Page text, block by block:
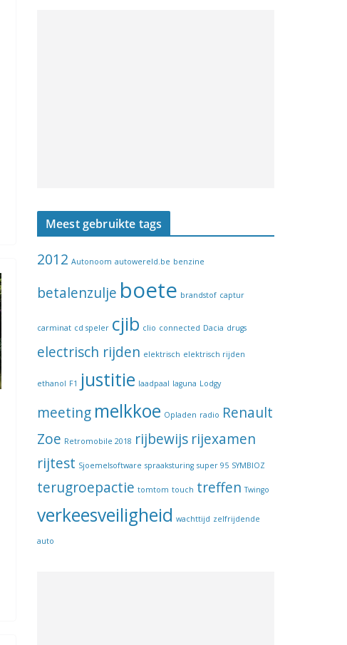
Meest gebruikte tags
2012 Autonoom autowereld.be benzine
betalenzulje boete brandstof captur
carminat cd speler cjib clio connected Dacia drugs
electrisch rijden elektrisch elektrisch rijden
ethanol F1 justitie laadpaal laguna Lodgy
meeting melkkoe Opladen radio Renault
Zoe Retromobile 2018 rijbewijs rijexamen
rijtest Sjoemelsoftware spraaksturing super 95 SYMBIOZ
terugroepactie tomtom touch treffen Twingo
verkeesveiligheid wachttijd zelfrijdende
auto